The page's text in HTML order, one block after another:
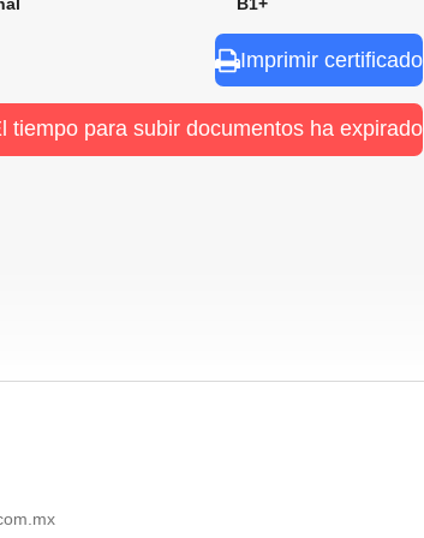
Imprimir certificado
tiempo para subir documentos ha expirado